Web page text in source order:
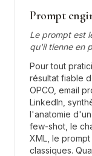
Prompt
Le prompt est
qu'il tienne en
Pour tout
résultat fiable
OPCO, email
LinkedIn,
l'anatomie
few-shot, le
XML, le
classiques.